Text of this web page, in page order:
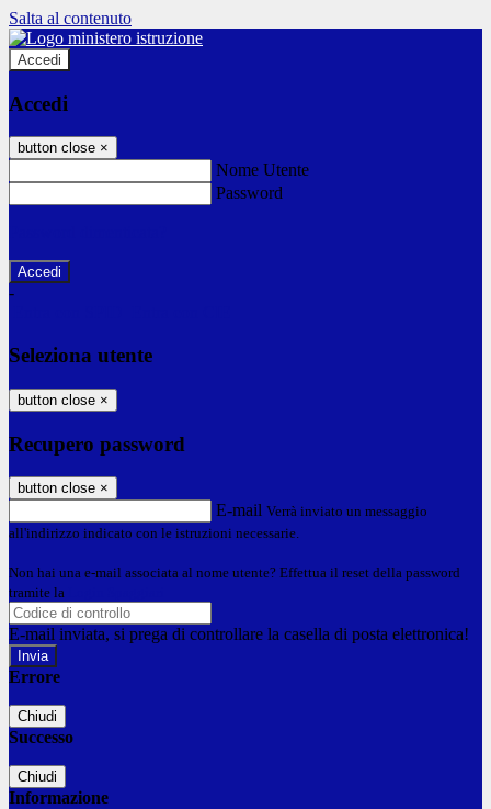
Salta al contenuto
Accedi
Accedi
button close ×
Nome Utente
Password
-
Seleziona utente
button close ×
Recupero password
button close ×
E-mail Verrà inviato un messaggio
all'indirizzo indicato con le istruzioni necessarie.
Non hai una e-mail associata al nome utente? Effettua il reset della password
tramite la
E-mail inviata, si prega di controllare la casella di posta elettronica!
Errore
Chiudi
Successo
Chiudi
Informazione